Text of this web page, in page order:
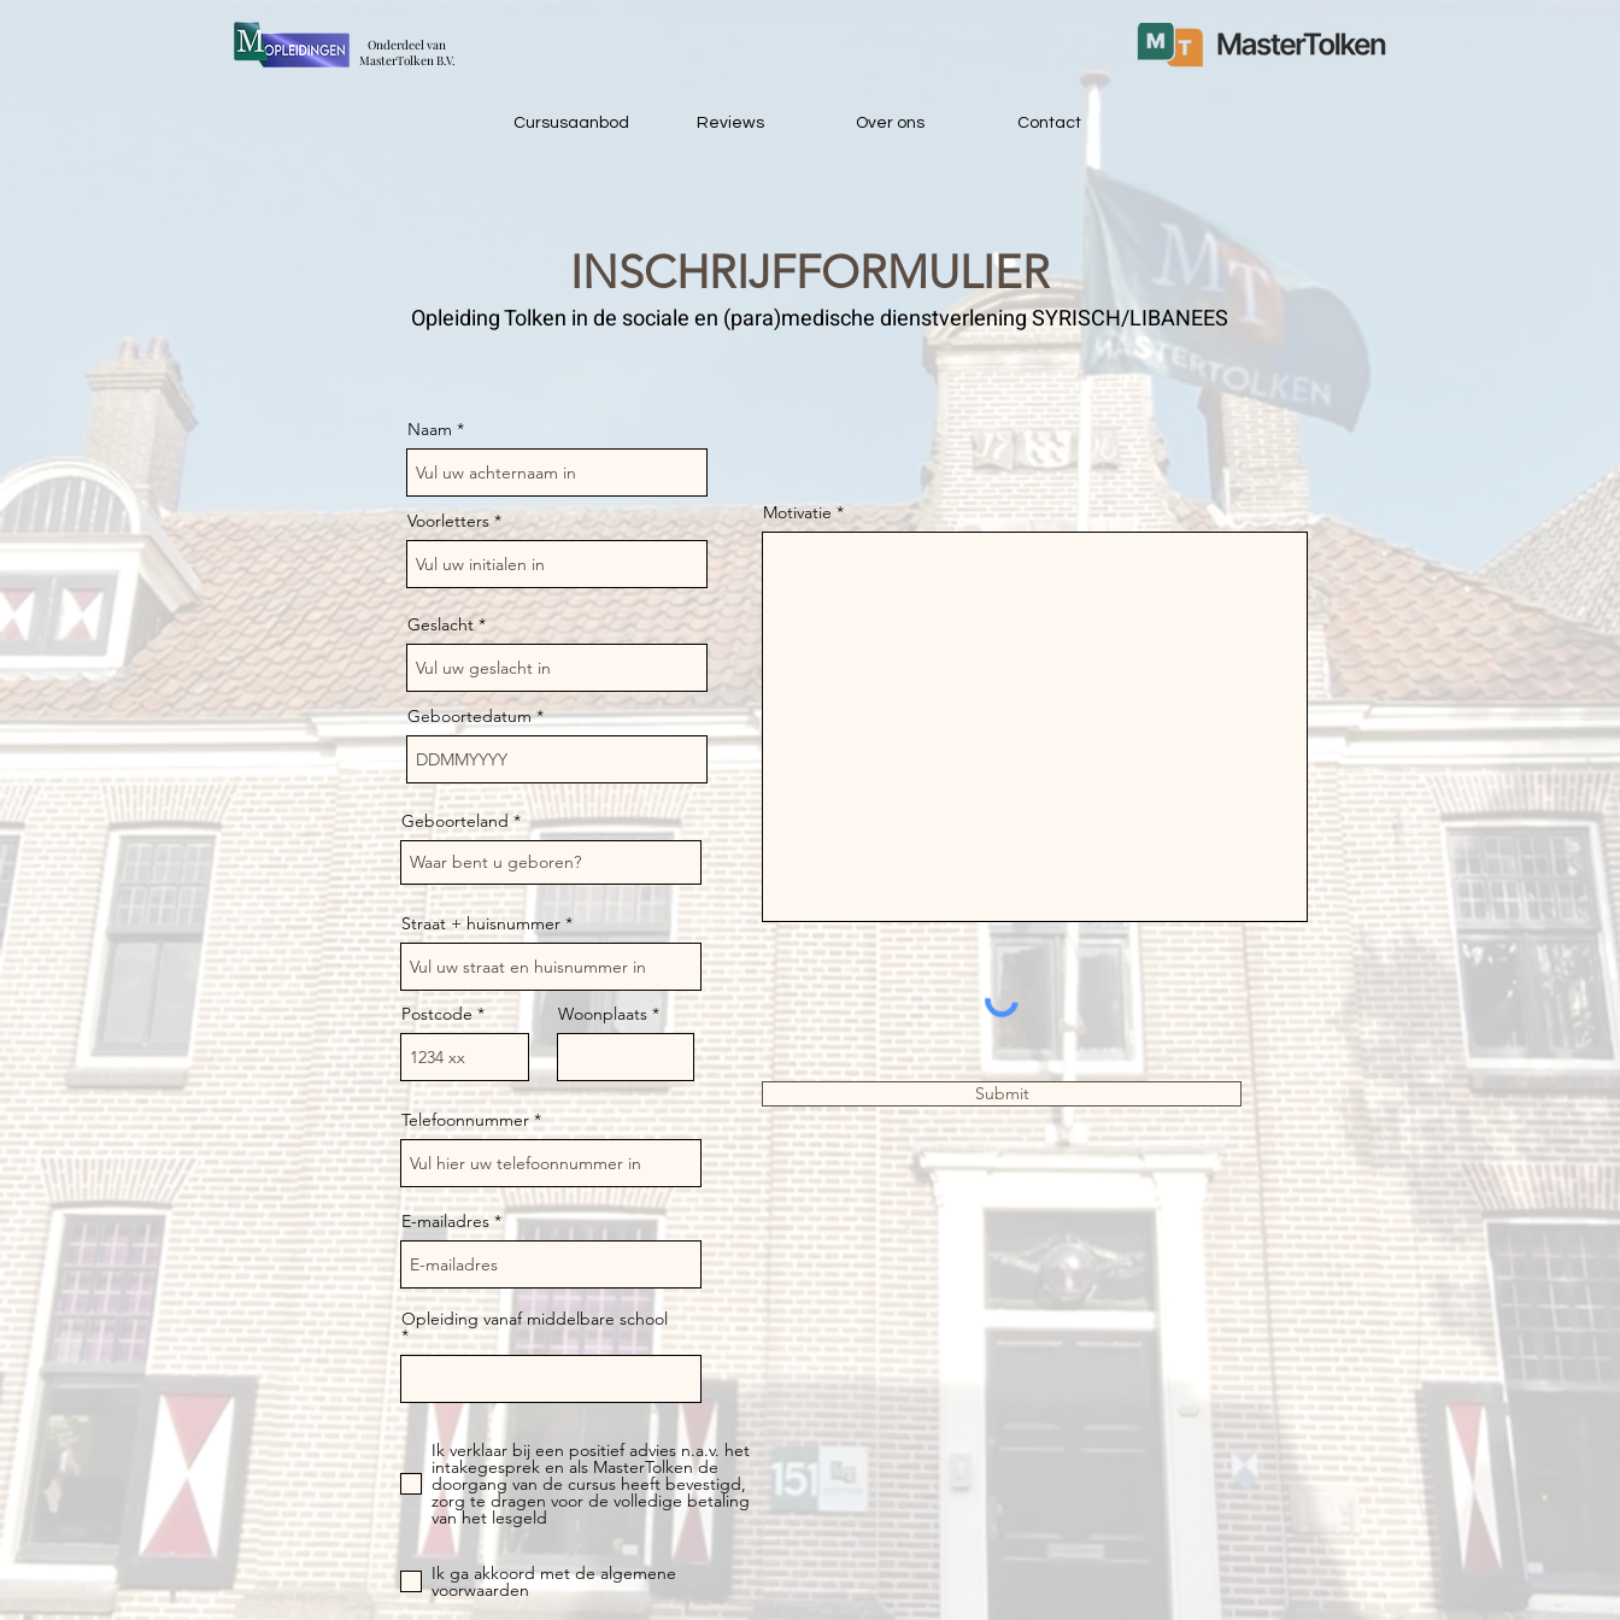
​Onderdeel van
MasterTolken B.V.
Cursusaanbod Reviews Over ons Contact
INSCHRIJFFORMULIER
Opleiding Tolken in de sociale en (para)medische dienstverlening SYRISCH/LIBANEES
Naam
Voorletters
Geslacht
Geboortedatum
Geboorteland
Straat + huisnummer
Postcode Woonplaats
Telefoonnummer
Motivatie
Submit
E-mailadres
Opleiding vanaf middelbare school
Ik verklaar bij een positief advies n.a.v. het
intakegesprek en als MasterTolken de
doorgang van de cursus heeft bevestigd,
zorg te dragen voor de volledige betaling
van het lesgeld
Ik ga akkoord met de algemene
voorwaarden